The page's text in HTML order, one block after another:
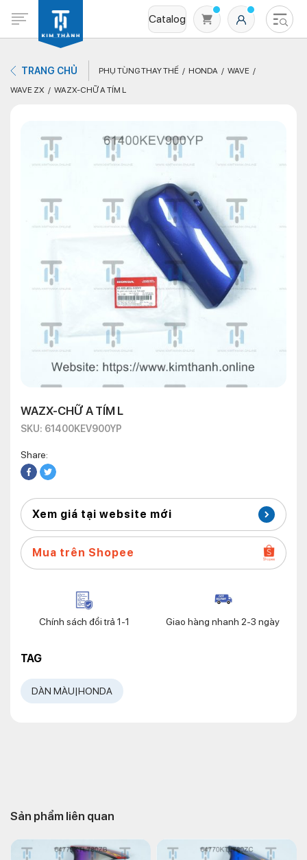
Catalog
Không có sản phẩm nào trong giỏ hàng
TRANG CHỦ PHỤ TÙNG THAY THẾ HONDA
WAVE
WAVE ZX
WAZX-CHỮ A TÍM L
WAZX-CHỮ A TÍM L
SKU: 61400KEV900YP
Share:
Xem giá tại website mới
Mua trên Shopee
Chính sách đổi trả 1-1 Giao hàng nhanh 2-3 ngày
TAG
DÀN MÀU|HONDA
Sản phẩm liên quan